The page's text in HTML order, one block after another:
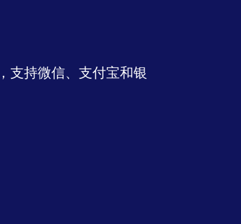
支持微信、支付宝和银